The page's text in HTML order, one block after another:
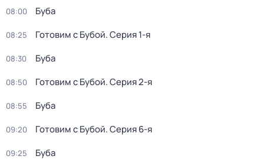
08:00 Буба
08:25 Готовим с Бубой. Серия 1-я
08:30 Буба
08:50 Готовим с Бубой. Серия 2-я
08:55 Буба
09:20 Готовим с Бубой. Серия 6-я
09:25 Буба